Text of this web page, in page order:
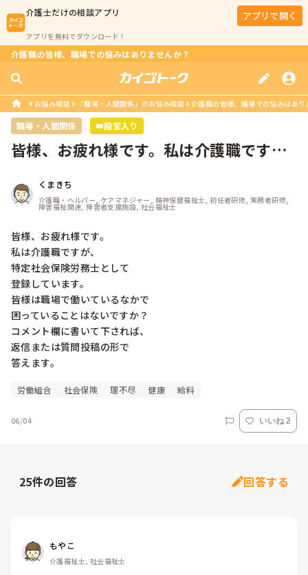
介護士だけの相談アプリ
アプリを無料でダウンロード！
アプリで開く
介護職の皆様、職場での悩みはありませんか？
お悩み相談 「職場・人間関係」のお悩み相談 介護職の皆様、職場での悩みはあり
職場・人間関係 👑殿堂入り
皆様、お疲れ様です。私は介護職です
て...くまきち
介護職・ヘルパー, ケアマネジャー, 精神保健福祉士, 初任者研修, 実務者研修,
障害福祉関連, 障害者支援施設, 社会福祉士
皆様、お疲れ様です。
私は介護職ですが、
特定社会保険労務士として
登録しています。
皆様は職場で働いているなかで
困っていることはないですか？
コメント欄に書いて下されば、
返信または質問投稿の形で
答えます。
労働組合 社会保険 理不尽 健康 給料
06/04 いいね 2
25件の回答 回答する
もやこ
介護福祉士, 社会福祉士